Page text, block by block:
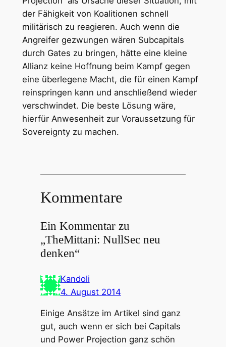
der Fähigkeit von Koalitionen schnell
militärisch zu reagieren. Auch wenn die
Angreifer gezwungen wären Subcapitals
durch Gates zu bringen, hätte eine kleine
Allianz keine Hoffnung beim Kampf gegen
eine überlegene Macht, die für einen Kampf
reinspringen kann und anschließend wieder
verschwindet. Die beste Lösung wäre,
hierfür Anwesenheit zur Voraussetzung für
Sovereignty zu machen.
Kommentare
Ein Kommentar zu
„TheMittani: NullSec neu
denken“
Kandoli
4. August 2014
Einige Ansätze im Artikel sind ganz
gut, auch wenn er sich bei Capitals
und Power Projection ganz schön